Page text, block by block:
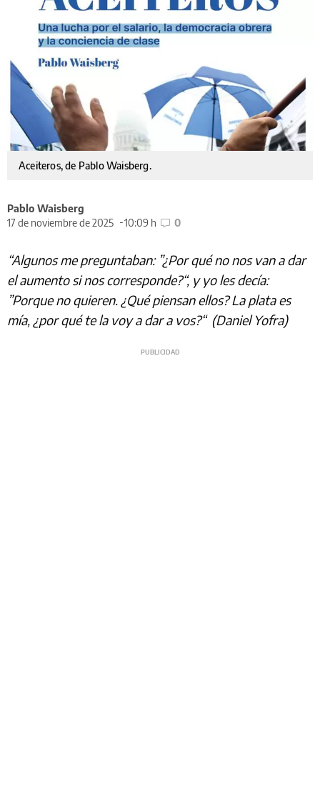
Aceiteros, de Pablo Waisberg.
Pablo Waisberg
17 de noviembre de 2025
10:09 h 0
“Algunos me preguntaban: ”¿Por qué no nos van a dar
el aumento si nos corresponde?“, y yo les decía:
”Porque no quieren. ¿Qué piensan ellos? La plata es
mía, ¿por qué te la voy a dar a vos?“ (Daniel Yofra)